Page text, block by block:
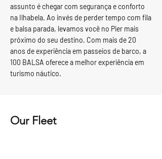
assunto é chegar com segurança e conforto
na Ilhabela. Ao invés de perder tempo com fila
e balsa parada, levamos você no Pier mais
próximo do seu destino. Com mais de 20
anos de experiência em passeios de barco, a
100 BALSA oferece a melhor experiência em
turismo náutico.
Our Fleet